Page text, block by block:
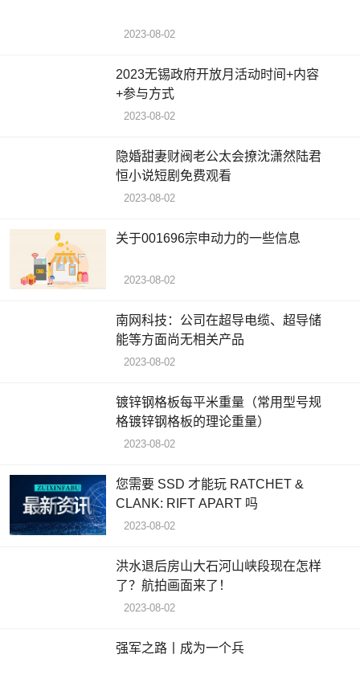
2023-08-02
2023无锡政府开放月活动时间+内容
+参与方式
2023-08-02
隐婚甜妻财阀老公太会撩沈潇然陆君
恒小说短剧免费观看
2023-08-02
关于001696宗申动力的一些信息
2023-08-02
南网科技：公司在超导电缆、超导储
能等方面尚无相关产品
2023-08-02
镀锌钢格板每平米重量（常用型号规
格镀锌钢格板的理论重量）
2023-08-02
您需要 SSD 才能玩 RATCHET &
CLANK: RIFT APART 吗
2023-08-02
洪水退后房山大石河山峡段现在怎样
了？航拍画面来了！
2023-08-02
强军之路丨成为一个兵